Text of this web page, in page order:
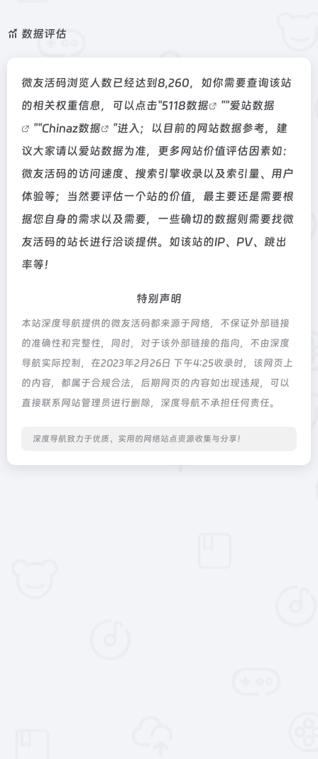
数据评估
微友活码浏览人数已经达到8,260，如你需要查询该站
的相关权重信息，可以点击"5118数据 ""爱站数据
""Chinaz数据
"进入；以目前的网站数据参考，建
议大家请以爱站数据为准，更多网站价值评估因素如：
微友活码的访问速度、搜索引擎收录以及索引量、用户
体验等；当然要评估一个站的价值，最主要还是需要根
据您自身的需求以及需要，一些确切的数据则需要找微
友活码的站长进行洽谈提供。如该站的IP、PV、跳出
率等！
特别声明
本站深度导航提供的微友活码都来源于网络，不保证外部链接
的准确性和完整性，同时，对于该外部链接的指向，不由深度
导航实际控制，在2023年2月26日 下午4:25收录时，该网页上
的内容，都属于合规合法，后期网页的内容如出现违规，可以
直接联系网站管理员进行删除，深度导航不承担任何责任。
深度导航致力于优质、实用的网络站点资源收集与分享！